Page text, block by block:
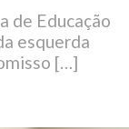
de Educação
esquerda
[…]